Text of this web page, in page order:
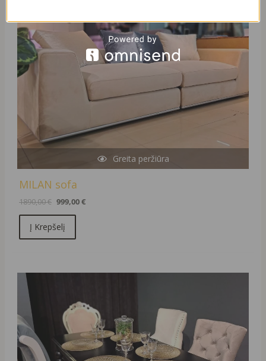
Greita peržiūra
MILAN sofa
1890,00€ 999,00€
Į Krepšelį
1250,00 €.290,00 €.